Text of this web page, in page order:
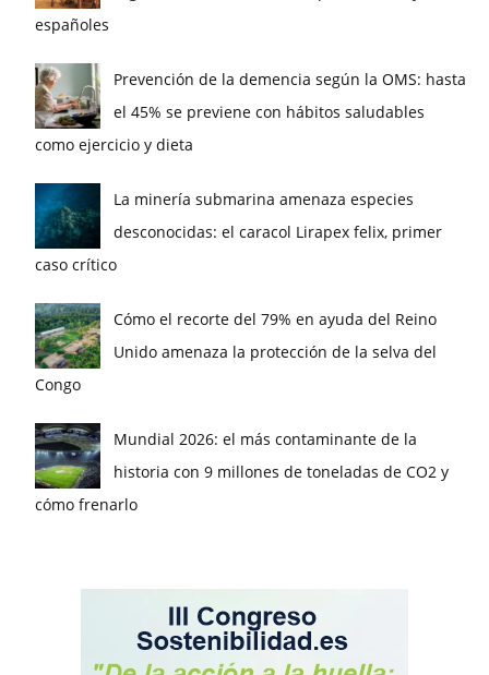
españoles
Prevención de la demencia según la OMS: hasta
el 45% se previene con hábitos saludables
como ejercicio y dieta
La minería submarina amenaza especies
desconocidas: el caracol Lirapex felix, primer
caso crítico
Cómo el recorte del 79% en ayuda del Reino
Unido amenaza la protección de la selva del
Congo
Mundial 2026: el más contaminante de la
historia con 9 millones de toneladas de CO2 y
cómo frenarlo